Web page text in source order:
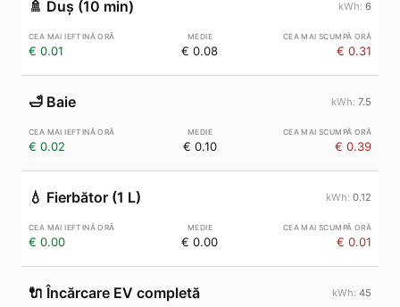
🚿 Duș (10 min) 6
€ 0.01 € 0.08 € 0.31
🛁 Baie 7.5
€ 0.02 € 0.10 € 0.39
💧 Fierbător (1 L) 0.12
€ 0.00 € 0.00 € 0.01
🔌 Încărcare EV completă 45